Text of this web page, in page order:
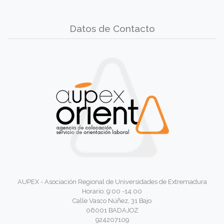
Datos de Contacto
AUPEX - Asociación Regional de Universidades de Extremadura
Horario: 9:00 -14:00
Calle Vasco Núñez, 31 Bajo
06001 BADAJOZ
924207109